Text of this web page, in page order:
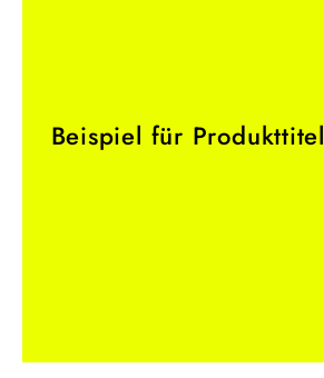
Beispiel für Produkttitel